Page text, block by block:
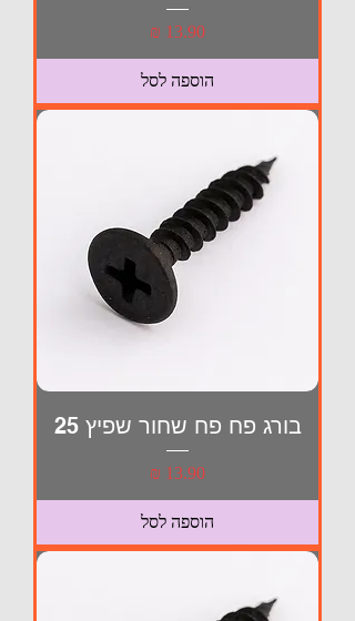
מחיר
הוספה לסל
בורג פח פח שחור שפיץ 25
מחיר
הוספה לסל